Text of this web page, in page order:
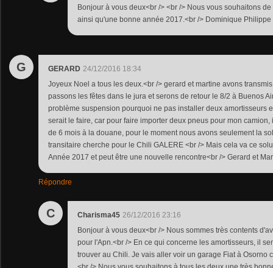
Bonjour à vous deux<br /> <br /> Nous vous souhaitons
ainsi qu'une bonne année 2017.<br /> Dominique Philippe
G GERARD 24/12/2016 18:34
Joyeux Noel a tous les deux.<br /> gerard et martine avons
passons les fêtes dans le jura et serons de retour le 8/2 à Buenos
problème suspension pourquoi ne pas installer deux amortisseurs
serait le faire, car pour faire importer deux pneus pour mon
de 6 mois à la douane, pour le moment nous avons seulement la
transitaire cherche pour le Chili GALERE <br /> Mais cela va ce
Année 2017 et peut être une nouvelle rencontre<br /> Gerard et
Répondre
C Charisma45 26/12/2016 23:16
Bonjour à vous deux<br /> Nous sommes très contents
pour l'Apn.<br /> En ce qui concerne les amortisseurs, il
trouver au Chili. Je vais aller voir un garage Fiat à Osorno